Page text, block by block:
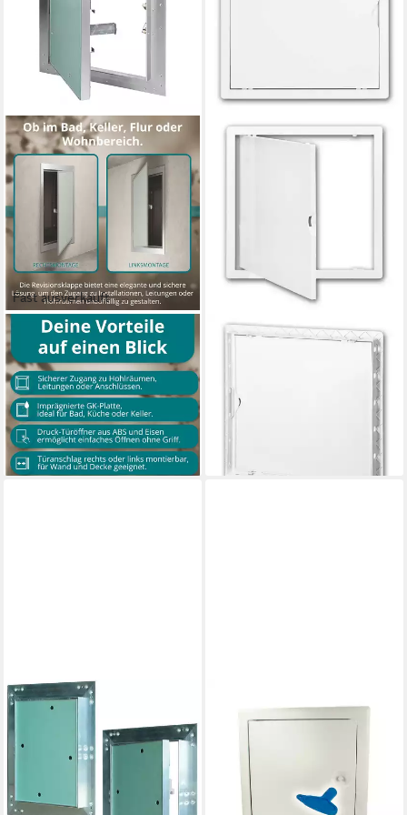
Fast ausverkauft
EASY ACT GMBH
Revisionsklappe
Revisionsklappe Rahmen aus
Alu Revisionstür Wartungs-
Klappe Gipskarton
ab 19,99 €
lieferbar - in 2-3 Werktagen bei dir
WORLD-TRADING-NET
ABS weiß, Revisionstür
19,19 €
lieferbar - in 3-4 Werktagen bei dir